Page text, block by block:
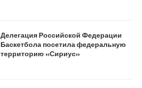
Делегация Российской Федерации
Баскетбола посетила федеральную
территорию «Сириус»